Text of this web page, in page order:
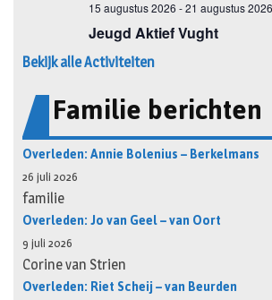
Bekijk alle Activiteiten
Familie berichten
Overleden: Annie Bolenius – Berkelmans
26 juli 2026
familie
Overleden: Jo van Geel – van Oort
9 juli 2026
Corine van Strien
Overleden: Riet Scheij – van Beurden